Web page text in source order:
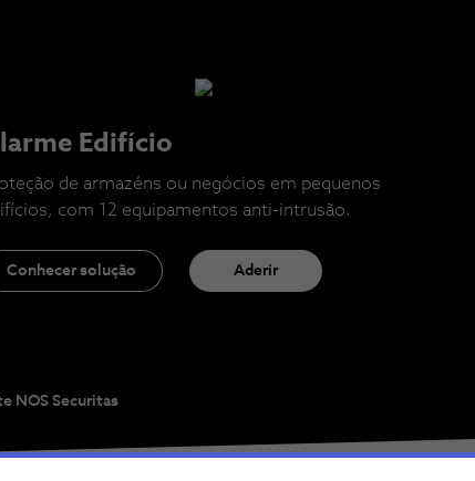
Edifício
de armazéns ou negócios em pequenos
com 12 equipamentos anti-intrusão.
Conhecer solução Aderir
NOS Securitas